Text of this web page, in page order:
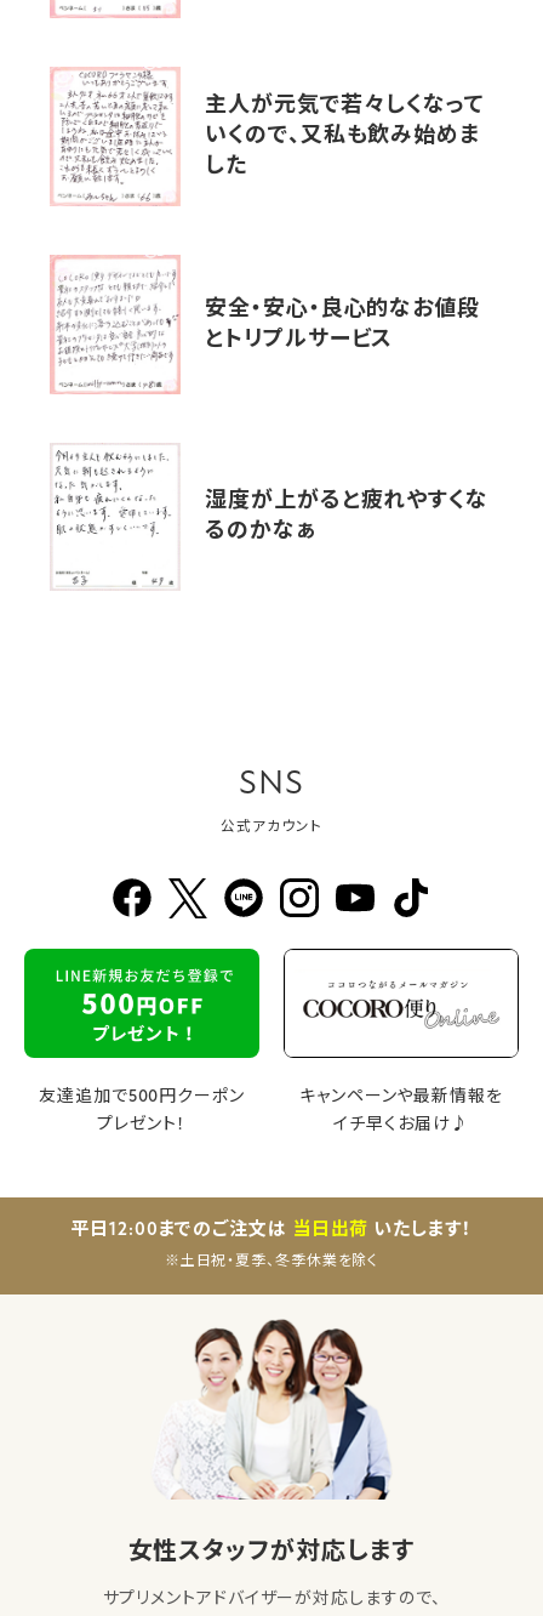
主人が元気で若々しくなって
いくので、又私も飲み始めま
した
安全・安心・良心的なお値段
とトリプルサービス
湿度が上がると疲れやすくな
るのかなぁ
SNS
公式アカウント
友達追加で500円クーポン
プレゼント！
キャンペーンや最新情報を
イチ早くお届け♪
平日12:00までのご注文は 当日出荷 いたします！
※土日祝・夏季、冬季休業を除く
女性スタッフが対応します
サプリメントアドバイザーが対応しますので、